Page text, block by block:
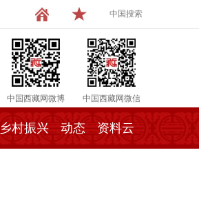
中国搜索
中国西藏网微博 中国西藏网微信
乡村振兴 动态 资料云